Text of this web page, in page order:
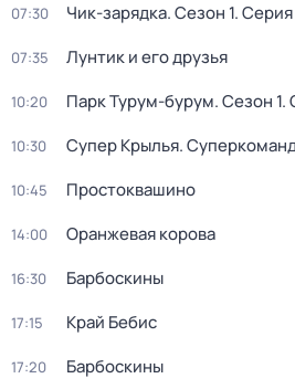
07:30 Чик-зарядка. Сезон 1.
07:35 Лунтик и его друзья
10:20 Парк Турум-бурум. Сезон 1.
10:30 Супер Крылья.
10:45 Простоквашино
14:00 Оранжевая корова
16:30 Барбоскины
17:15 Край Бебис
17:20 Барбоскины